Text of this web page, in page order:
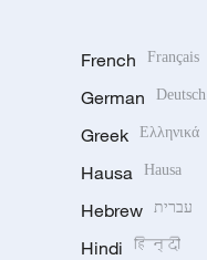
French Français
German Deutsch
Greek Ελληνικά
Hausa Hausa
Hebrew עברית
Hindi हिन्दी